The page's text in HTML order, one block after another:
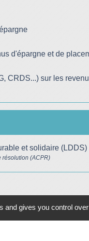
d'épargne et de
CRDS...) sur les
et solidaire (LDDS)
résolution (ACPR)
and gives you control